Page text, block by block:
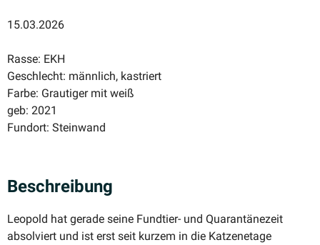
15.03.2026
Rasse: EKH
Geschlecht: männlich, kastriert
Farbe: Grautiger mit weiß
geb: 2021
Fundort: Steinwand
Beschreibung
Leopold hat gerade seine Fundtier- und Quaran­tä­nezeit
absol­viert und ist erst seit kurzem in die Katzenetage